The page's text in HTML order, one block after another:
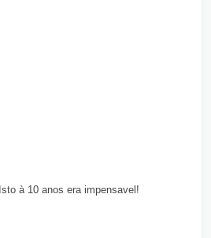
à 10 anos era impensavel!